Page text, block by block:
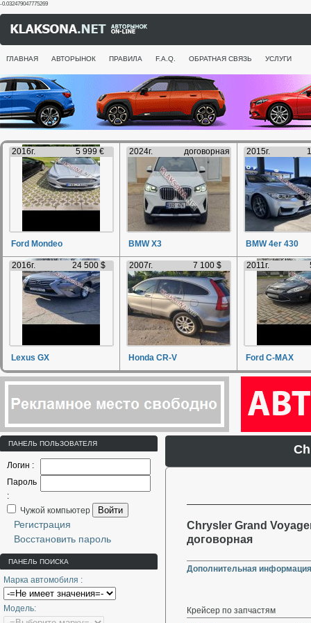
-0.032479047775269
ГЛАВНАЯ АВТОРЫНОК ПРАВИЛА F.A.Q. ОБРАТНАЯ СВЯЗЬ УСЛУГИ
2016г. 5 999 €
Ford Mondeo
2024г. договорная
BMW X3
2015г.
BMW 4er 430
2016г. 24 500 $
Lexus GX
2007г. 7 100 $
Honda CR-V
2011г.
Ford C-MAX
ПАНЕЛЬ ПОЛЬЗОВАТЕЛЯ
Логин :
Пароль
:
Чужой компьютер
Войти
Регистрация
Восстановить пароль
ПАНЕЛЬ ПОИСКА
Марка автомобиля :
Модель:
Chrysler Grand
договорная
Дополнительная
Крейсер по запчастям